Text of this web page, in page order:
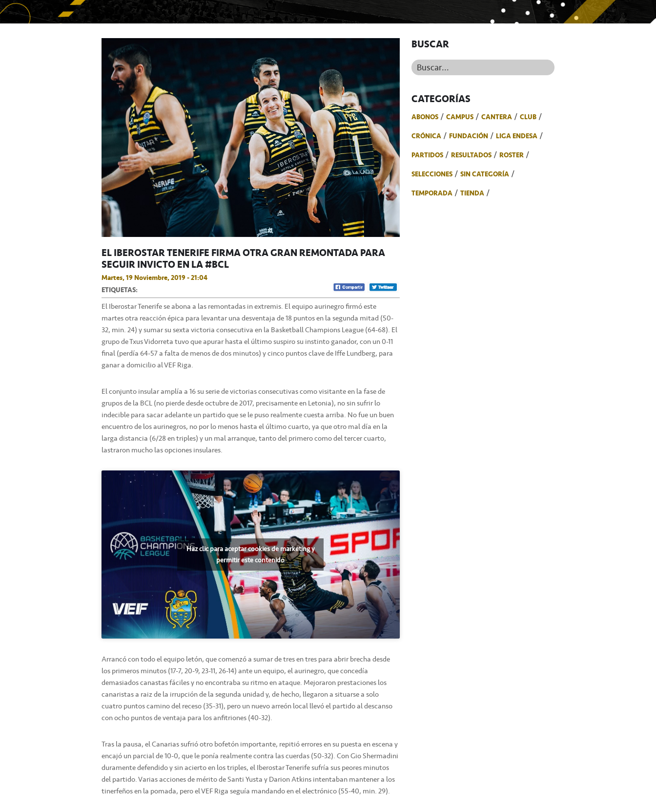
EL IBEROSTAR TENERIFE FIRMA OTRA GRAN REMONTADA PARA
SEGUIR INVICTO EN LA #BCL
Martes, 19 Noviembre, 2019 - 21:04
ETIQUETAS:
El Iberostar Tenerife se abona a las remontadas in extremis. El equipo aurinegro firmó este
martes otra reacción épica para levantar una desventaja de 18 puntos en la segunda mitad (50-
32, min. 24) y sumar su sexta victoria consecutiva en la Basketball Champions League (64-68). El
grupo de Txus Vidorreta tuvo que apurar hasta el último suspiro su instinto ganador, con un 0-11
final (perdía 64-57 a falta de menos de dos minutos) y cinco puntos clave de Iffe Lundberg, para
ganar a domicilio al VEF Riga.
El conjunto insular amplía a 16 su serie de victorias consecutivas como visitante en la fase de
grupos de la BCL (no pierde desde octubre de 2017, precisamente en Letonia), no sin sufrir lo
indecible para sacar adelante un partido que se le puso realmente cuesta arriba. No fue un buen
encuentro de los aurinegros, no por lo menos hasta el último cuarto, ya que otro mal día en la
larga distancia (6/28 en triples) y un mal arranque, tanto del primero como del tercer cuarto,
lastraron mucho las opciones insulares.
Haz clic para aceptar cookies de marketing y
permitir este contenido
Arrancó con todo el equipo letón, que comenzó a sumar de tres en tres para abrir brecha desde
los primeros minutos (17-7, 20-9, 23-11, 26-14) ante un equipo, el aurinegro, que concedía
demasiados canastas fáciles y no encontraba su ritmo en ataque. Mejoraron prestaciones los
canaristas a raiz de la irrupción de la segunda unidad y, de hecho, llegaron a situarse a solo
cuatro puntos camino del receso (35-31), pero un nuevo arreón local llevó el partido al descanso
con ocho puntos de ventaja para los anfitriones (40-32).
Tras la pausa, el Canarias sufrió otro bofetón importante, repitió errores en su puesta en escena y
encajó un parcial de 10-0, que le ponía realmente contra las cuerdas (50-32). Con Gio Shermadini
duramente defendido y sin acierto en los triples, el Iberostar Tenerife sufría sus peores minutos
del partido. Varias acciones de mérito de Santi Yusta y Darion Atkins intentaban mantener a los
tinerfeños en la pomada, pero el VEF Riga seguía mandando en el electrónico (55-40, min. 29).
BUSCAR
Buscar...
CATEGORÍAS
ABONOS CAMPUS CANTERA
CLUB
CRÓNICA
FUNDACIÓN
LIGA ENDESA
PARTIDOS
RESULTADOS
ROSTER
SELECCIONES
SIN CATEGORÍA
TEMPORADA
TIENDA